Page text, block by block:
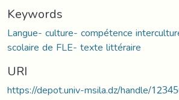
Keywords
Langue- culture- compétence
scolaire de FLE- texte littéraire
URI
https://depot.univ-msila.dz/handle/